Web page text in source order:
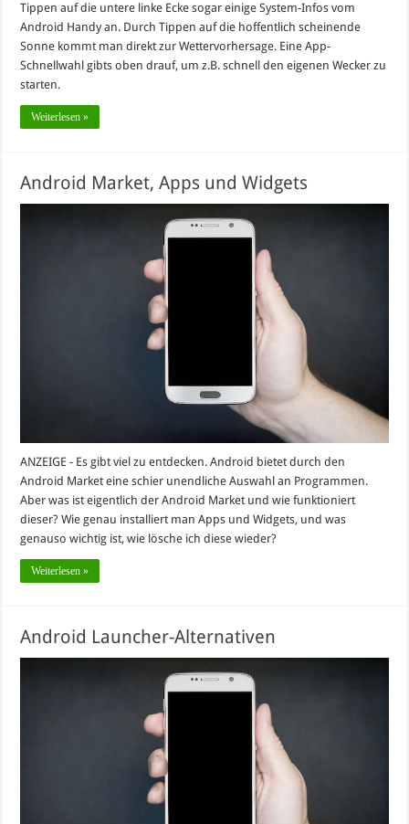
Tippen auf die untere linke Ecke sogar einige System-Infos vom
Android Handy an. Durch Tippen auf die hoffentlich scheinende
Sonne kommt man direkt zur Wettervorhersage. Eine App-
Schnellwahl gibts oben drauf, um z.B. schnell den eigenen Wecker zu
starten.
Weiterlesen »
Android Market, Apps und Widgets
ANZEIGE - Es gibt viel zu entdecken. Android bietet durch den
Android Market eine schier unendliche Auswahl an Programmen.
Aber was ist eigentlich der Android Market und wie funktioniert
dieser? Wie genau installiert man Apps und Widgets, und was
genauso wichtig ist, wie lösche ich diese wieder?
Weiterlesen »
Android Launcher-Alternativen